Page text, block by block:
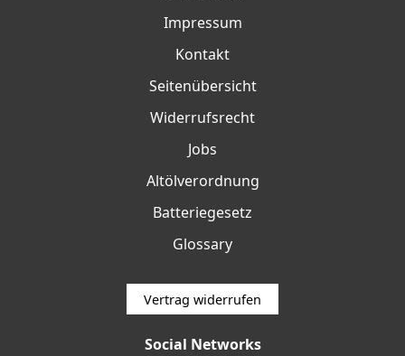
Impressum
Kontakt
Seitenübersicht
Widerrufsrecht
Jobs
Altölverordnung
Batteriegesetz
Glossary
Vertrag widerrufen
Social Networks